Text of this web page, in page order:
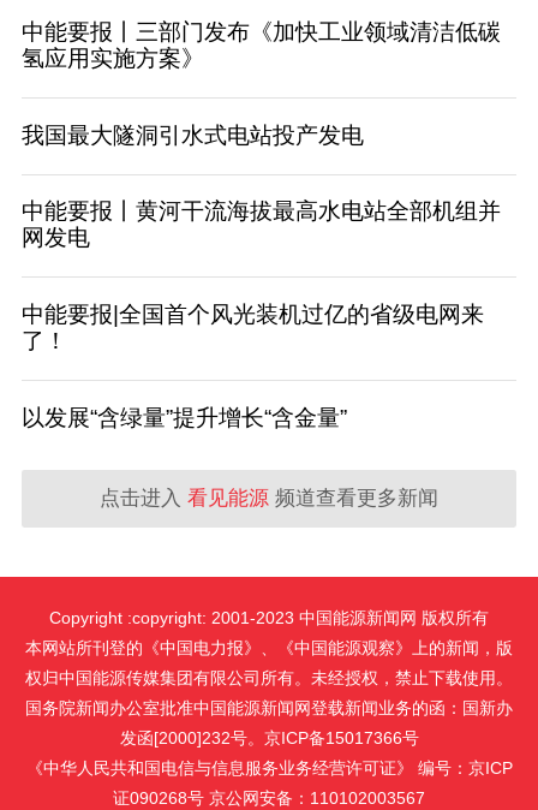
中能要报丨三部门发布《加快工业领域清洁低碳
氢应用实施方案》
我国最大隧洞引水式电站投产发电
中能要报丨黄河干流海拔最高水电站全部机组并
网发电
中能要报|全国首个风光装机过亿的省级电网来
了！
以发展“含绿量”提升增长“含金量”
点击进入 看见能源 频道查看更多新闻
Copyright :copyright: 2001-2023 中国能源新闻网 版权所有
本网站所刊登的《中国电力报》、《中国能源观察》上的新闻，版
权归中国能源传媒集团有限公司所有。未经授权，禁止下载使用。
国务院新闻办公室批准中国能源新闻网登载新闻业务的函：国新办
发函[2000]232号。京ICP备15017366号
《中华人民共和国电信与信息服务业务经营许可证》 编号：京ICP
证090268号 京公网安备：110102003567